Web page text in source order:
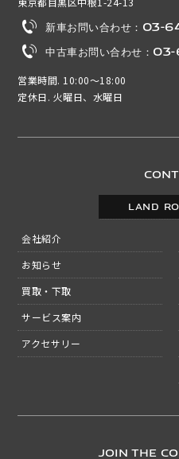
LAND
会社紹介
お知らせ
買取・下取
サービス案内
アクセサリー
新車お問い合わせ：
中古車お問い合わせ：
営業時間. 10:00～18:00
定休日. 火曜日、水曜日
JOIN THE